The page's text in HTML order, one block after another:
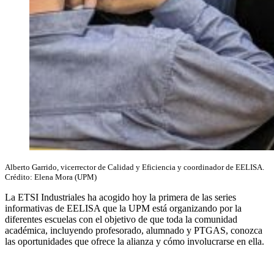
Alberto Garrido, vicerrector de Calidad y Eficiencia y coordinador de EELISA.
Crédito: Elena Mora (UPM)
La ETSI Industriales ha acogido hoy la primera de las series
informativas de EELISA que la UPM está organizando por la
diferentes escuelas con el objetivo de que toda la comunidad
académica, incluyendo profesorado, alumnado y PTGAS, conozca
las oportunidades que ofrece la alianza y cómo involucrarse en ella.